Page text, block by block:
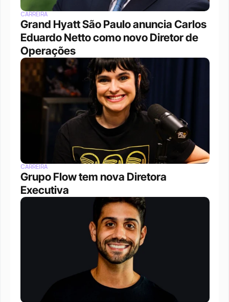
CARREIRA
Grand Hyatt São Paulo anuncia Carlos
Eduardo Netto como novo Diretor de
Operações
CARREIRA
Grupo Flow tem nova Diretora
Executiva